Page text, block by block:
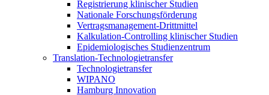
Registrierung klinischer Studien
Nationale Forschungsförderung
Vertragsmanagement-Drittmittel
Kalkulation-Controlling klinischer Studien
Epidemiologisches Studienzentrum
Translation-Technologietransfer
Technologietransfer
WIPANO
Hamburg Innovation